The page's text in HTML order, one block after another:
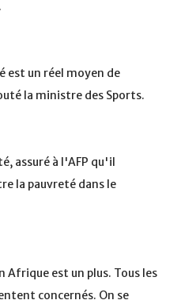
est un réel moyen de
la ministre des Sports.
assuré à l'AFP qu'il
la pauvreté dans le
est un plus. Tous les
concernés. On se